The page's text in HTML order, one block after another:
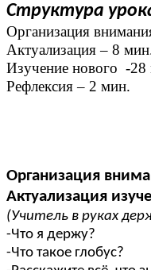
Структура
Организация
Актуализация – 8
Изучение нового -28
Рефлексия – 2 мин.
Организация
Актуализация
(Учитель в руках
-Что я держу?
-Что такое глобус?